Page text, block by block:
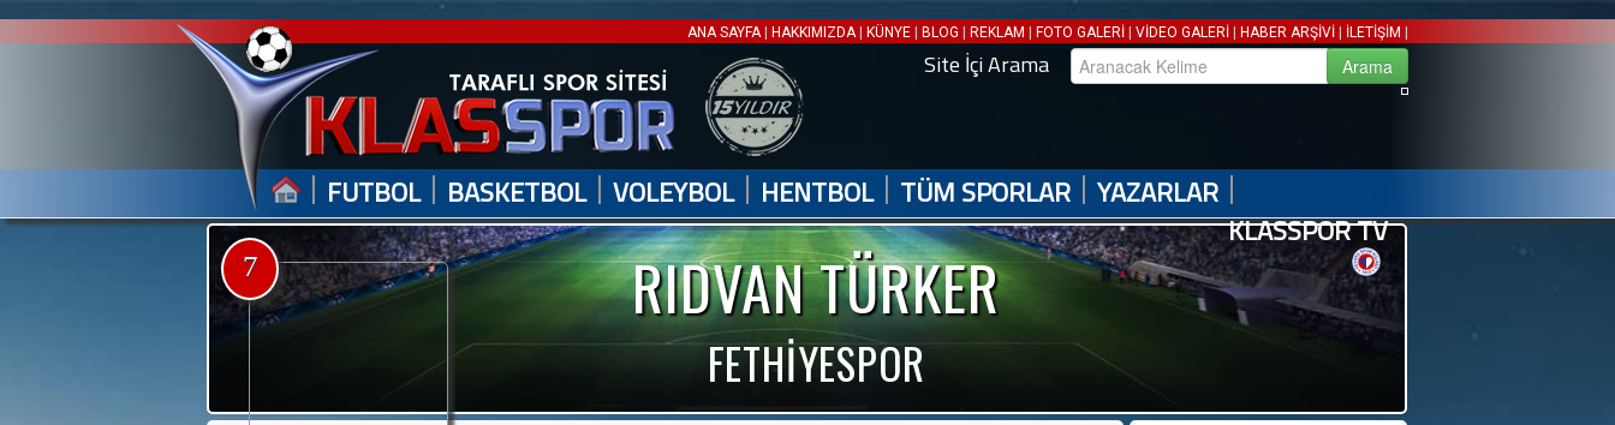
ANA SAYFA| HAKKIMIZDA| KÜNYE | BLOG | REKLAM | FOTO GALERİ | VİDEO GALERİ | HABER ARŞİVİ | İLETİŞİM |
Site İçi Arama
| FUTBOL | BASKETBOL | VOLEYBOL | HENTBOL | TÜM SPORLAR | YAZARLAR |
KLASSPOR TV
RIDVAN TÜRKER
FETHİYESPOR
7